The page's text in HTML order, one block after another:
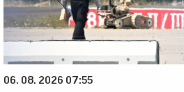
06. 08. 2026 07:55